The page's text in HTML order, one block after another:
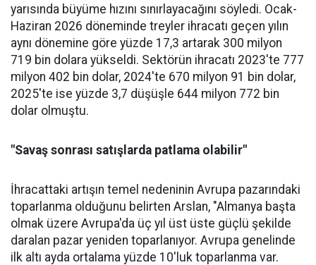
yarısında büyüme hızını sınırlayacağını söyledi. Ocak-
Haziran 2026 döneminde treyler ihracatı geçen yılın
aynı dönemine göre yüzde 17,3 artarak 300 milyon
719 bin dolara yüksel­di. Sektörün ihracatı 2023'te 777
milyon 402 bin dolar, 2024'te 670 milyon 91 bin dolar,
2025'te ise yüzde 3,7 düşüşle 644 milyon 772 bin
dolar olmuştu.
"Savaş sonrası satışlarda patlama olabilir"
İhracattaki artışın temel nede­ninin Avrupa pazarındaki
topar­lanma olduğunu belirten Arslan, "Almanya başta
olmak üzere Av­rupa'da üç yıl üst üste güçlü şe­kilde
daralan pazar yeniden to­parlanıyor. Avrupa genelinde
ilk altı ayda ortalama yüzde 10'luk toparlanma var.